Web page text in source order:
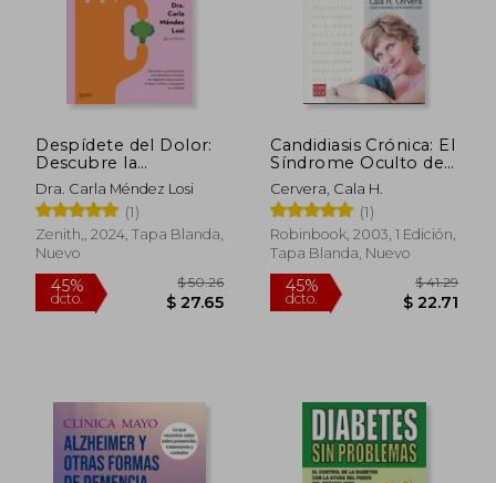
45%
dcto. $ 20.64
45%
dcto. $
Despídete del Dolor:
Descubre la
Alimentación
Antiinflamatoria
Basada en Vegetales
Para Superar el Dolor
Crónico y Recuperar
Dra. Carla Méndez Losi
(1)
Zenith,, 2024, Tapa Blanda,
Nuevo
Candidiasis Crónica: El
Síndrome Oculto del
Siglo XXI
Cervera, Cala H.
(1)
Robinbook, 2003, 1 Edición,
Tapa Blanda, Nuevo